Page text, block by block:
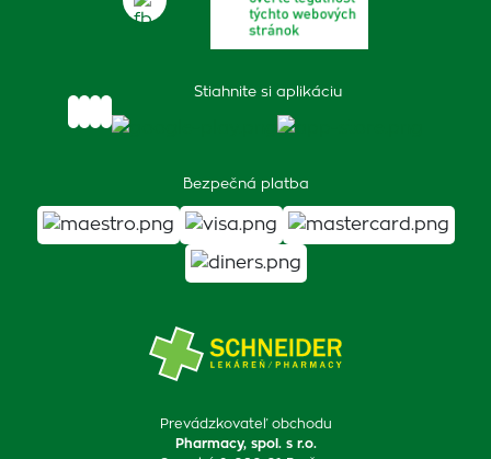
Prevádzkovateľ obchodu
Pharmacy, spol. s r.o.
Stiahnite si aplikáciu
Bezpečná platba